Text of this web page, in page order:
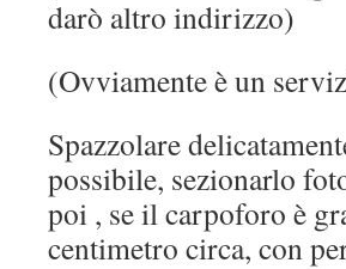
darò altro indirizzo)
(Ovviamente è un
Spazzolare
possibile, sezionarlo
poi , se il carpoforo è
centimetro circa, con